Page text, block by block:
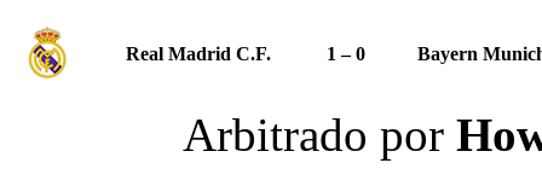
Real Madrid C.F. 1 – 0 Bayern
Arbitrado por